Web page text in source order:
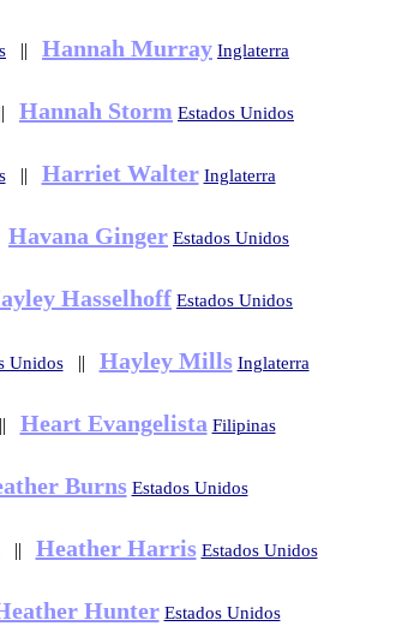
|| Hannah Murray Inglaterra
Hannah Storm Estados Unidos
|| Harriet Walter Inglaterra
Havana Ginger Estados Unidos
Hasselhoff Estados Unidos
Unidos|| Hayley Mills Inglaterra
Heart Evangelista Filipinas
Burns Estados Unidos
|| Heather Harris Estados Unidos
Hunter Estados Unidos